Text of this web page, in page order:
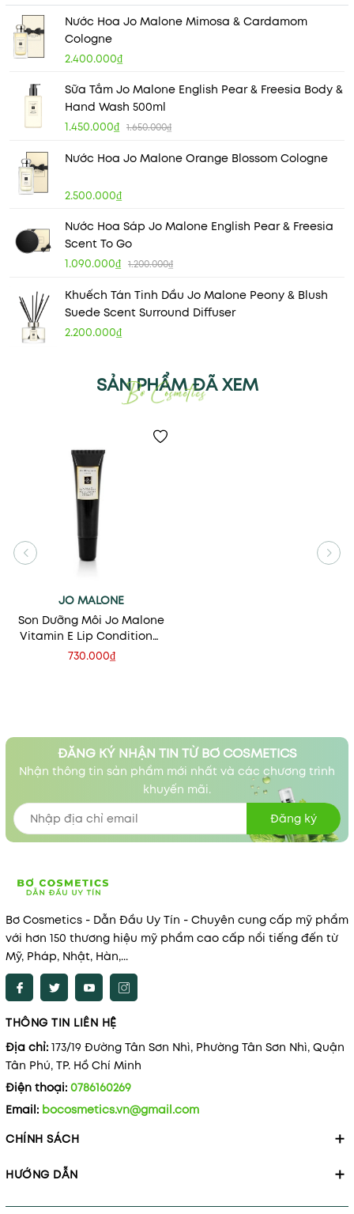
Nước Hoa Jo Malone Mimosa & Cardamom
Cologne
2.400.000₫
Sữa Tắm Jo Malone English Pear & Freesia Body &
Hand Wash 500ml
1.450.000₫ 1.650.000₫
Nước Hoa Jo Malone Orange Blossom Cologne
2.500.000₫
Nước Hoa Sáp Jo Malone English Pear & Freesia
Scent To Go
1.090.000₫ 1.200.000₫
Khuếch Tán Tinh Dầu Jo Malone Peony & Blush
Suede Scent Surround Diffuser
2.200.000₫
SẢN PHẨM ĐÃ XEM
JO MALONE
Son Dưỡng Môi Jo Malone
Vitamin E Lip Conditioner
15ml
730.000₫
ĐĂNG KÝ NHẬN TIN TỪ BƠ COSMETICS
Nhận thông tin sản phẩm mới nhất và các chương trình
khuyến mãi.
Đăng ký
Bơ Cosmetics - Dẫn Đầu Uy Tín - Chuyên cung cấp mỹ phẩm
với hơn 150 thương hiệu mỹ phẩm cao cấp nổi tiếng đến từ
Mỹ, Pháp, Nhật, Hàn,...
THÔNG TIN LIÊN HỆ
Địa chỉ: 173/19 Đường Tân Sơn Nhì, Phường Tân Sơn Nhì, Quận
Tân Phú, TP. Hồ Chí Minh
Điện thoại: 0786160269
Email: bocosmetics.vn@gmail.com
CHÍNH SÁCH
HƯỚNG DẪN